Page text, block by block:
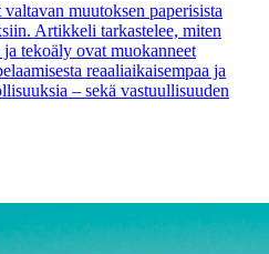
muutoksen paperisista
Artikkeli tarkastelee, miten
tekoäly ovat muokanneet
reaaliaikaisempaa ja
– sekä vastuullisuuden